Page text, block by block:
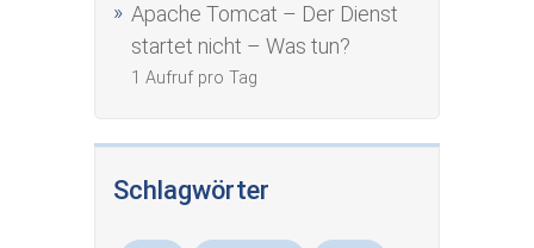
Apache Tomcat – Der Dienst
startet nicht – Was tun?
1 Aufruf pro Tag
Schlagwörter